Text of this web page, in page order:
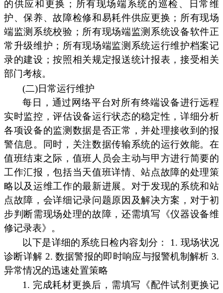
的供应和更换；所有现场端系统的巡检、日常维
护、保养、故障检修和易耗件供应更换；所有现场
端监测系统校验；所有现场端监测系统设备软件正
常升级维护；所有现场端监测系统运行维护档案记
录的建设；按照相关规定报送统计报表，接受相关
部门考核。
(二)日常运行维护
每日，通过网络平台对所有终端设备进行远程
实时监控，评估设备运行状态的稳定性，详细分析
各项设备的监测数据是否正常，并处理接收到的报
警信息。同时，关注数据传输系统的运行效能。在
值班结束之际，值班人员会主动与甲方进行简要的
工作汇报，包括当天值班详情、站点故障的处理策
略以及运维工作的最新进展。对于发现的系统和站
点故障，会详细记录问题原因及解决方案，对于初
步判断需现场处理的故障，还需填写《仪器设备维
修记录表》。
以下是详细的系统日检内容划分： 1. 现场状况
诊断详解 2. 数据警报的即时响应与报警机制解析 3.
异常情况的迅速处置策略
1. 完成耗材更换后，需填写《配件试剂更换记